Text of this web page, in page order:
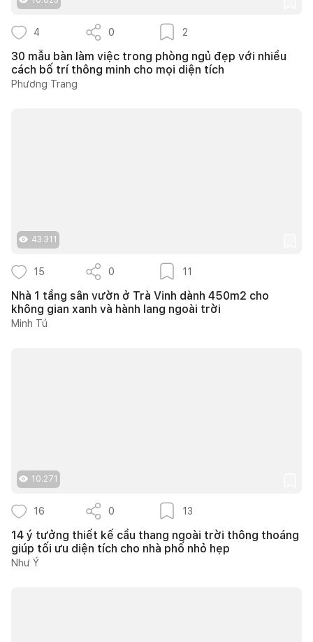
4 0 2
30 mẫu bàn làm việc trong phòng ngủ đẹp với nhiều
cách bố trí thông minh cho mọi diện tích
Phương Trang
43.311
15 0 11
Nhà 1 tầng sân vườn ở Trà Vinh dành 450m2 cho
không gian xanh và hành lang ngoài trời
Minh Tú
10.271
16 0 13
14 ý tưởng thiết kế cầu thang ngoài trời thông thoáng
giúp tối ưu diện tích cho nhà phố nhỏ hẹp
Như Ý